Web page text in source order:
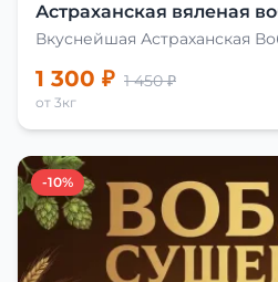
Астраханская вяленая
Вкуснейшая Астраханская
1 300 ₽ 1 450 ₽
от 3кг
-10%